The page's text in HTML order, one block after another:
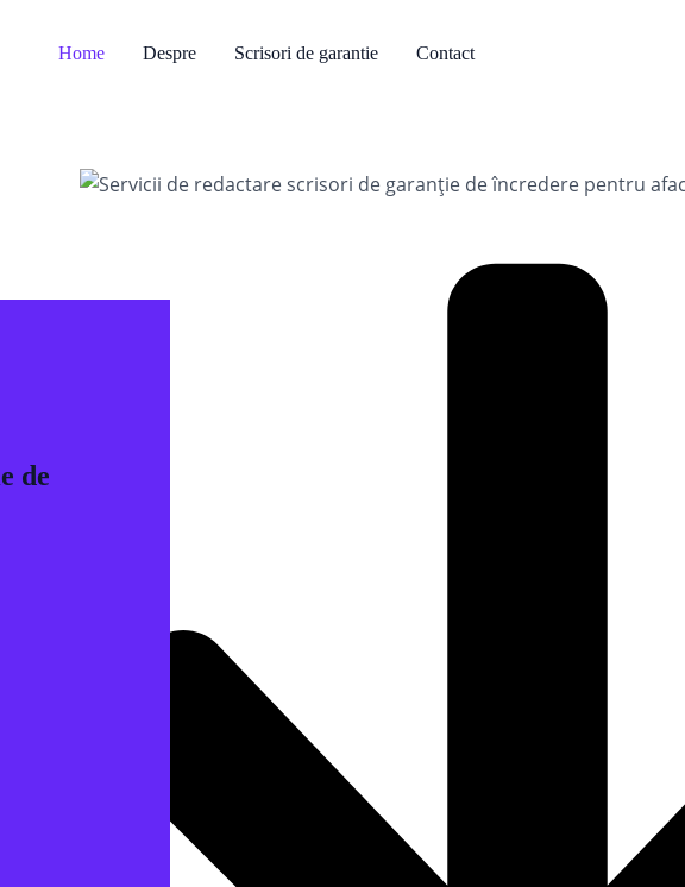
Home Despre Scrisori de garantie Contact
de